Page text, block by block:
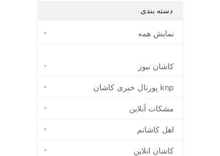
دسته بندی
نمایش همه
کاشان نیوز
پورتال خبری كاشان knp
مشکات آنلاین
اهل کاشانم
کاشان انلاین